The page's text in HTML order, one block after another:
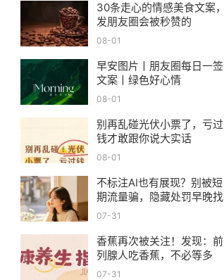
30条走心的情感美食文案，
发朋友圈会被秒赞的
08-01
早安图片丨朋友圈每日一签
文案丨绿色好心情
08-01
别再乱碰光伏小票了，亏过
钱才敢跟你说大实话
08-01
不标注AI也有展现？别被短
期流量骗，隐藏处罚早晚找
上门
07-31
香蕉再次被关注！发现：前
列腺人吃香蕉，不必等多
久，或有4变化
07-31